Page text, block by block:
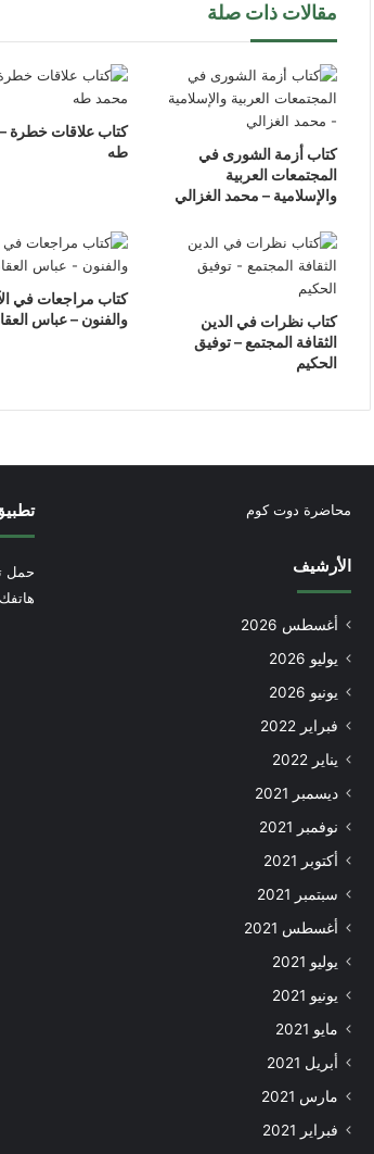
مقالات ذات صلة
كتاب أزمة الشورى في
المجتمعات العربية
والإسلامية – محمد الغزالي
كتاب علاقات خطرة
طه
كتاب نظرات في الدين
الثقافة المجتمع – توفيق
الحكيم
كتاب مراجعات في
والفنون – عباس
محاضرة دوت كوم
الأرشيف
أغسطس 2026
يوليو 2026
يونيو 2026
فبراير 2022
يناير 2022
ديسمبر 2021
نوفمبر 2021
أكتوبر 2021
سبتمبر 2021
أغسطس 2021
يوليو 2021
يونيو 2021
مايو 2021
أبريل 2021
مارس 2021
فبراير 2021
حمل